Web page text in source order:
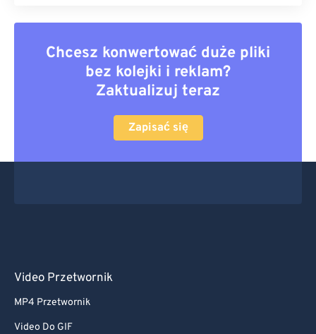
Chcesz konwertować duże pliki
bez kolejki i reklam?
Zaktualizuj teraz
Zapisać się
Video Przetwornik
MP4 Przetwornik
Video Do GIF